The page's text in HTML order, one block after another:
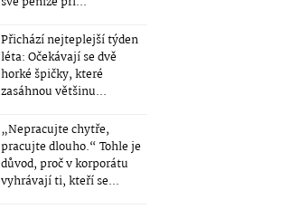
Přichází nejteplejší týden
léta: Očekávají se dvě
horké špičky, které
zasáhnou většinu...
„Nepracujte chytře,
pracujte dlouho.“ Tohle je
důvod, proč v korporátu
vyhrávají ti, kteří se...